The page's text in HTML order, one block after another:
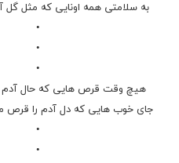
به سلامتی همه اونایی که مثل گل
•
•
•
هیچ وقت قرص هایی که حال آدم
جای خوب هایی که دل آدم را قرص
•
•